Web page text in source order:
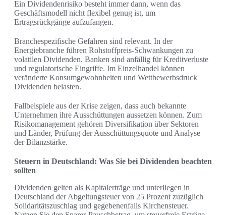
Ein Dividendenrisiko besteht immer dann, wenn das
Geschäftsmodell nicht flexibel genug ist, um
Ertragsrückgänge aufzufangen.
Branchespezifische Gefahren sind relevant. In der
Energiebranche führen Rohstoffpreis-Schwankungen zu
volatilen Dividenden. Banken sind anfällig für Kreditverluste
und regulatorische Eingriffe. Im Einzelhandel können
veränderte Konsumgewohnheiten und Wettbewerbsdruck
Dividenden belasten.
Fallbeispiele aus der Krise zeigen, dass auch bekannte
Unternehmen ihre Ausschüttungen aussetzen können. Zum
Risikomanagement gehören Diversifikation über Sektoren
und Länder, Prüfung der Ausschüttungsquote und Analyse
der Bilanzstärke.
Steuern in Deutschland: Was Sie bei Dividenden beachten
sollten
Dividenden gelten als Kapitalerträge und unterliegen in
Deutschland der Abgeltungsteuer von 25 Prozent zuzüglich
Solidaritätszuschlag und gegebenenfalls Kirchensteuer.